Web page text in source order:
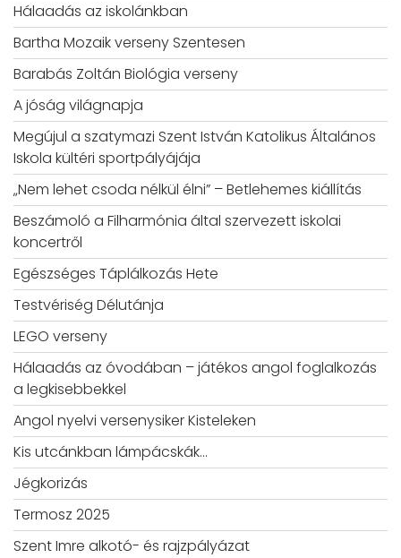
Hálaadás az iskolánkban
Bartha Mozaik verseny Szentesen
Barabás Zoltán Biológia verseny
A jóság világnapja
Megújul a szatymazi Szent István Katolikus Általános
Iskola kültéri sportpályájája
„Nem lehet csoda nélkül élni” – Betlehemes kiállítás
Beszámoló a Filharmónia által szervezett iskolai
koncertről
Egészséges Táplálkozás Hete
Testvériség Délutánja
LEGO verseny
Hálaadás az óvodában – játékos angol foglalkozás
a legkisebbekkel
Angol nyelvi versenysiker Kisteleken
Kis utcánkban lámpácskák…
Jégkorizás
Termosz 2025
Szent Imre alkotó- és rajzpályázat